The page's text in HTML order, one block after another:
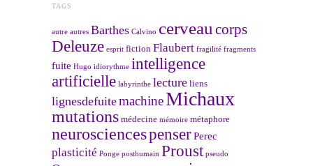
TAGS
autre autres Barthes Calvino cerveau corps
Deleuze esprit fiction Flaubert fragilité fragments
fuite Hugo idiorythme intelligence
artificielle labyrinthe lecture liens
lignesdefuitemachineMichaux
mutations médecine mémoire métaphore
neurosciencespenserPerec
plasticité Ponge posthumain Proust pseudo